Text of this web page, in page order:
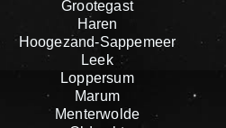
Grootegast
Haren
Hoogezand-Sappemeer
Leek
Loppersum
Marum
Menterwolde